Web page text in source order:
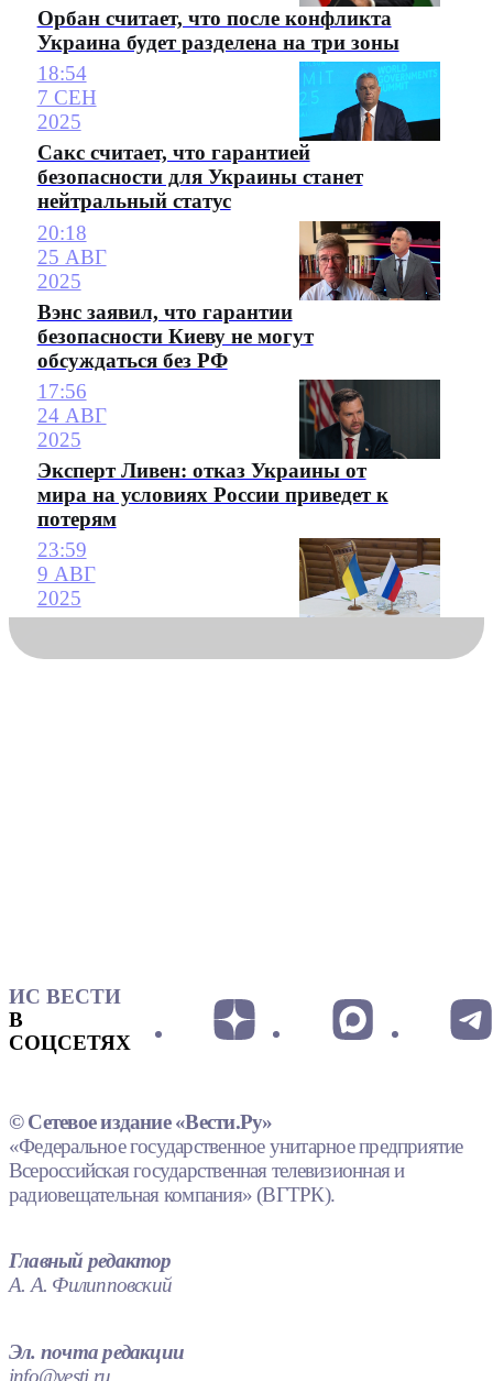
Орбан считает, что после конфликта
Украина будет разделена на три зоны
18:54
7 СЕН
2025
Сакс считает, что гарантией
безопасности для Украины станет
нейтральный статус
20:18
25 АВГ
2025
Вэнс заявил, что гарантии
безопасности Киеву не могут
обсуждаться без РФ
17:56
24 АВГ
2025
Эксперт Ливен: отказ Украины от
мира на условиях России приведет к
потерям
23:59
9 АВГ
2025
ИС ВЕСТИ
В
СОЦСЕТЯХ
© Сетевое издание «Вести.Ру»
«Федеральное государственное унитарное предприятие
Всероссийская государственная телевизионная и
радиовещательная компания» (ВГТРК).
Главный редактор
А. А. Филипповский
Эл. почта редакции
info@vesti.ru